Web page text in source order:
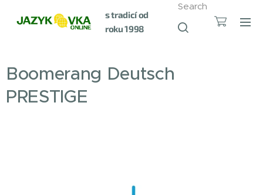
s tradicí od
roku 1998
Search
Boomerang Deutsch
PRESTIGE